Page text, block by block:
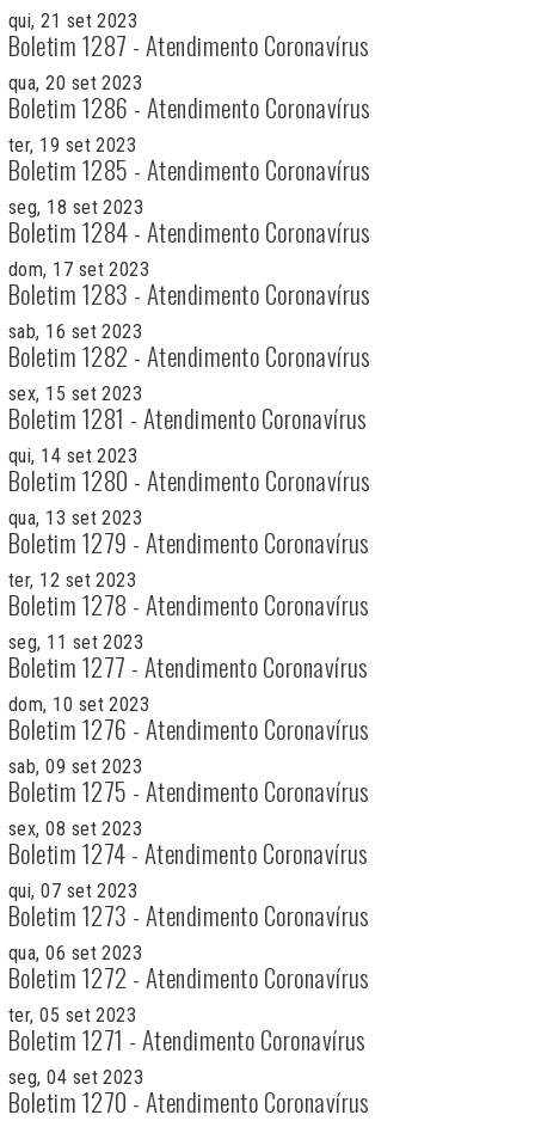
qui, 21 set 2023
Boletim 1287 - Atendimento Coronavírus
qua, 20 set 2023
Boletim 1286 - Atendimento Coronavírus
ter, 19 set 2023
Boletim 1285 - Atendimento Coronavírus
seg, 18 set 2023
Boletim 1284 - Atendimento Coronavírus
dom, 17 set 2023
Boletim 1283 - Atendimento Coronavírus
sab, 16 set 2023
Boletim 1282 - Atendimento Coronavírus
sex, 15 set 2023
Boletim 1281 - Atendimento Coronavírus
qui, 14 set 2023
Boletim 1280 - Atendimento Coronavírus
qua, 13 set 2023
Boletim 1279 - Atendimento Coronavírus
ter, 12 set 2023
Boletim 1278 - Atendimento Coronavírus
seg, 11 set 2023
Boletim 1277 - Atendimento Coronavírus
dom, 10 set 2023
Boletim 1276 - Atendimento Coronavírus
sab, 09 set 2023
Boletim 1275 - Atendimento Coronavírus
sex, 08 set 2023
Boletim 1274 - Atendimento Coronavírus
qui, 07 set 2023
Boletim 1273 - Atendimento Coronavírus
qua, 06 set 2023
Boletim 1272 - Atendimento Coronavírus
ter, 05 set 2023
Boletim 1271 - Atendimento Coronavírus
seg, 04 set 2023
Boletim 1270 - Atendimento Coronavírus